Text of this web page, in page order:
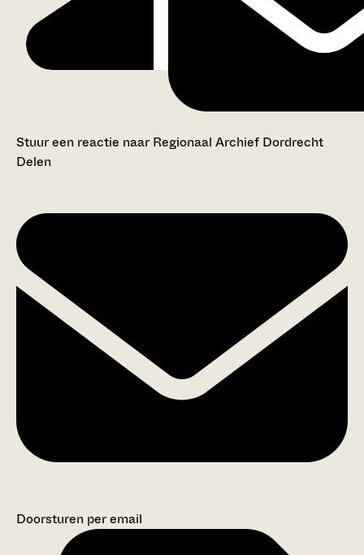
Stuur een reactie naar Regionaal Archief Dordrecht
Delen
Doorsturen per email